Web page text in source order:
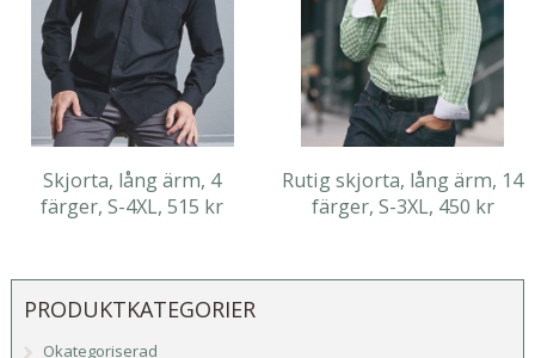
Skjorta, lång ärm, 4
färger, S-4XL, 515 kr
Rutig skjorta, lång ärm, 14
färger, S-3XL, 450 kr
PRODUKTKATEGORIER
Okategoriserad